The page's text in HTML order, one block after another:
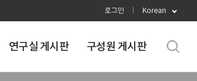
로그인 Korean
연구실 게시판 구성원 게시판